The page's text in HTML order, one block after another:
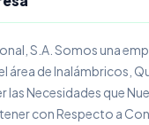
S.A. Somos una
área de Inalámbricos,
las Necesidades que
con Respecto a